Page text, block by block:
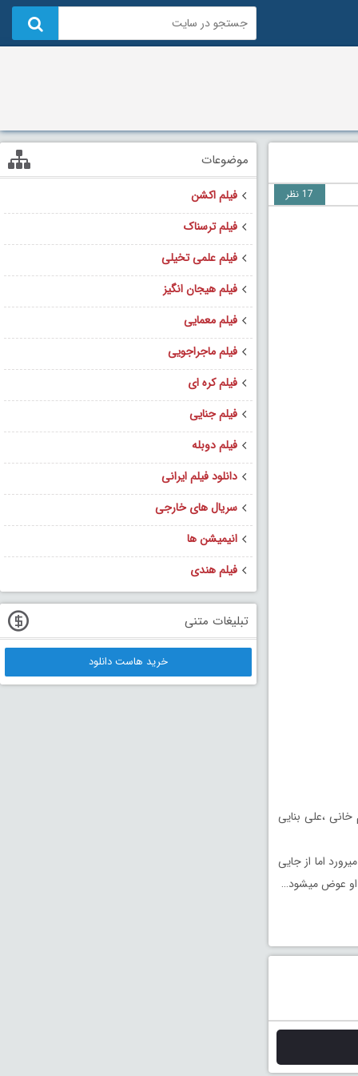
17 نظر
،علی بنایی
اما از جايى
او عوض ميشود…
موضوعات
فیلم اکشن
فیلم ترسناک
فیلم علمی تخیلی
فیلم هیجان انگیز
فیلم معمایی
فیلم ماجراجویی
فیلم کره ای
فیلم جنایی
فیلم دوبله
دانلود فیلم ایرانی
سریال های خارجی
انیمیشن ها
فیلم هندی
تبلیغات متنی
خرید هاست دانلود